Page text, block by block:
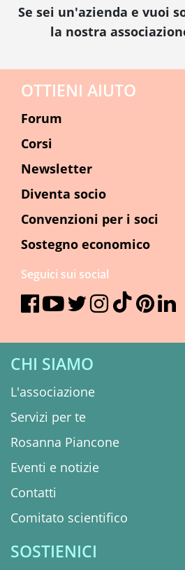
Se sei un'azienda e vuoi
la nostra
CHI SIAMO
L'associazione
Servizi per te
Rosanna Piancone
Eventi e notizie
Contatti
Comitato scientifico
SOSTIENICI
OTTIENI AIUTO
Forum
Corsi
Newsletter
Diventa socio
Convenzioni per i soci
Sostegno economico
Seguici sui social